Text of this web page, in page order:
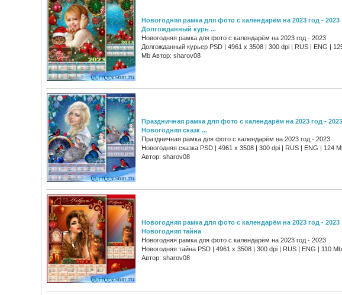
Новогодняя рамка для фото с календарём на 2023 год - 2023
Долгожданный курь ...
Новогодняя рамка для фото с календарём на 2023 год - 2023
Долгожданный курьер PSD | 4961 х 3508 | 300 dpi | RUS | ENG |
Mb Автор: sharov08
Праздничная рамка для фото с календарём на 2023 год - 2023
Новогодняя сказк ...
Праздничная рамка для фото с календарём на 2023 год - 2023
Новогодняя сказка PSD | 4961 х 3508 | 300 dpi | RUS | ENG | 124
Автор: sharov08
Новогодняя рамка для фото с календарём на 2023 год - 2023
Новогодняя тайна
Новогодняя рамка для фото с календарём на 2023 год - 2023
Новогодняя тайна PSD | 4961 х 3508 | 300 dpi | RUS | ENG | 110 Mb
Автор: sharov08